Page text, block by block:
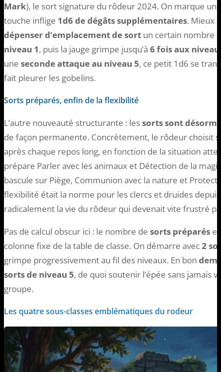
Mark), le sort signature du rôdeur 2024. On marque
touche inflige 1d6 de dégâts supplémentaires. Mieux
dépenser d’emplacement de sort un certain nombre
niveau 1, puis la jauge grimpe jusqu’à 6 fois aux
une seconde attaque au niveau 5, ce petit 1d6 se
fait pleurer les gobelins.
Sorts préparés, enfin de la flexibilité
L’autre nouveauté structurante : lessorts sont
de façon permanente. Concrètement, le rôdeur choisit
après chaque repos long, en fonction de la situation
prépare Parler avec les animaux et Détection de la
bascule sur Piège, Communion avec la nature et
flexibilité était la norme pour les clercs et druides
radicalement la vie du rôdeur qui devenait vite frustré
Pas de calcul obscur ici : le nombre de sorts préparés
colonne fixe de la table de classe. On démarre avec2
grimpe progressivement au fil des niveaux. En bon
sorts de niveau 5, de quoi soutenir l’épée sans jamais
groupe.
Les quatre sous-classes emblématiques du rodeur